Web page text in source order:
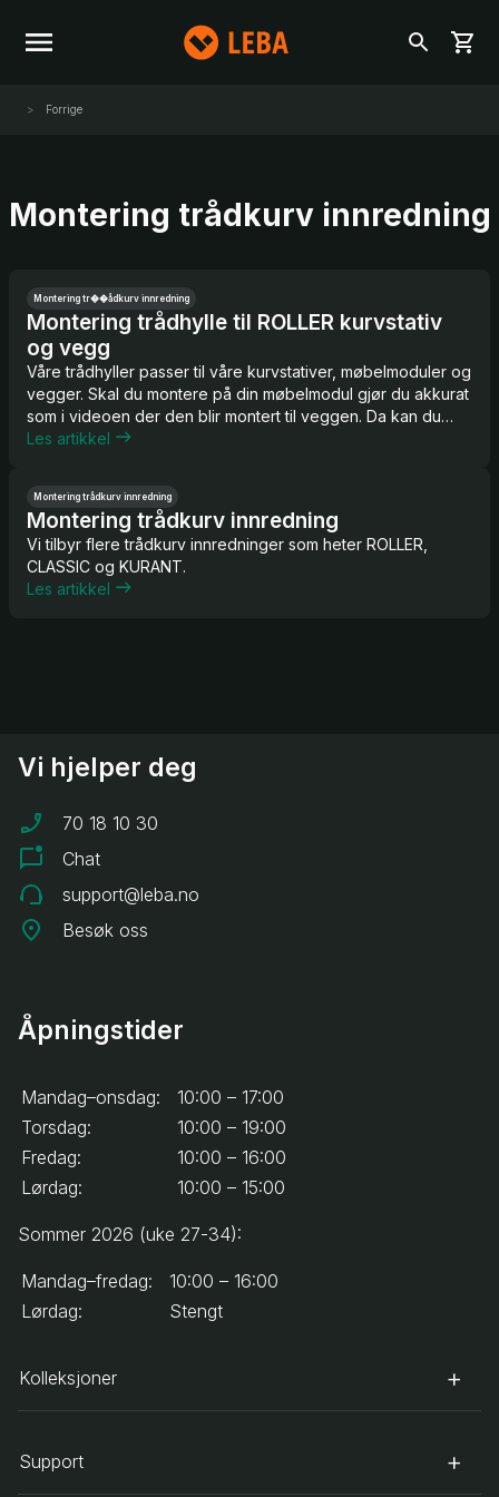
Forrige
Montering trådkurv innredning
Montering tr��ådkurv innredning
Montering trådhylle til ROLLER kurvstativ
og vegg
Våre trådhyller passer til våre kurvstativer, møbelmoduler og
vegger. Skal du montere på din møbelmodul gjør du akkurat
som i videoen der den blir montert til veggen. Da kan du
montere trådhyllen akkurat der du ønsker.
Les artikkel
Montering trådkurv innredning
Montering trådkurv innredning
Vi tilbyr flere trådkurv innredninger som heter ROLLER,
CLASSIC og KURANT.
Les artikkel
Vi hjelper deg
70 18 10 30
Chat
support@leba.no
Besøk oss
Åpningstider
Mandag–onsdag:
10:00 – 17:00
Torsdag:
10:00 – 19:00
Fredag:
10:00 – 16:00
Lørdag:
10:00 – 15:00
Sommer 2026 (uke 27-34):
Mandag–fredag:
10:00 – 16:00
Lørdag:
Stengt
Kolleksjoner
Support